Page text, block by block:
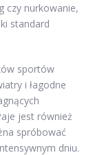
czy nurkowanie,
standard
sportów
i łagodne
jest również
spróbować
dniu.